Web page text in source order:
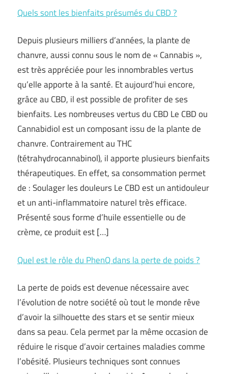
Quels sont les bienfaits présumés du CBD ?
Depuis plusieurs milliers d’années, la plante de
chanvre, aussi connu sous le nom de « Cannabis »,
est très appréciée pour les innombrables vertus
qu’elle apporte à la santé. Et aujourd’hui encore,
grâce au CBD, il est possible de profiter de ses
bienfaits. Les nombreuses vertus du CBD Le CBD ou
Cannabidiol est un composant issu de la plante de
chanvre. Contrairement au THC
(tétrahydrocannabinol), il apporte plusieurs bienfaits
thérapeutiques. En effet, sa consommation permet
de : Soulager les douleurs Le CBD est un antidouleur
et un anti-inflammatoire naturel très efficace.
Présenté sous forme d’huile essentielle ou de
crème, ce produit est […]
Quel est le rôle du PhenQ dans la perte de poids ?
La perte de poids est devenue nécessaire avec
l’évolution de notre société où tout le monde rêve
d’avoir la silhouette des stars et se sentir mieux
dans sa peau. Cela permet par la même occasion de
réduire le risque d’avoir certaines maladies comme
l’obésité. Plusieurs techniques sont connues